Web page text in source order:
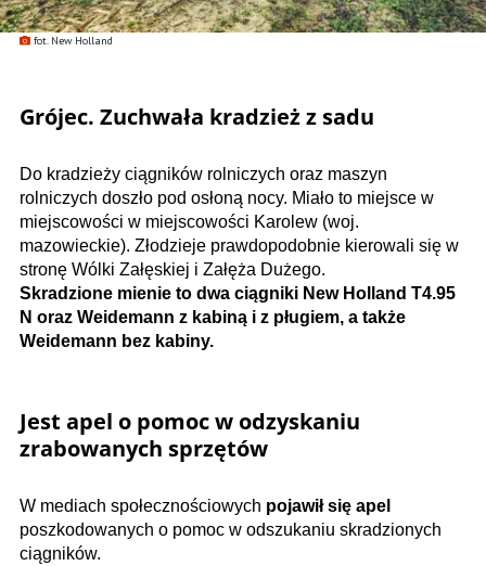
fot. New Holland
Grójec. Zuchwała kradzież z sadu
Do kradzieży ciągników rolniczych oraz maszyn
rolniczych doszło pod osłoną nocy. Miało to miejsce w
miejscowości w miejscowości Karolew (woj.
mazowieckie). Złodzieje prawdopodobnie kierowali się w
stronę Wólki Załęskiej i Załęża Dużego.
Skradzione mienie to dwa ciągniki New Holland T4.95
N oraz Weidemann z kabiną i z pługiem, a także
Weidemann bez kabiny.
Jest apel o pomoc w odzyskaniu
zrabowanych sprzętów
W mediach społecznościowych pojawił się apel
poszkodowanych o pomoc w odszukaniu skradzionych
ciągników.